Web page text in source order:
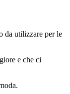
da utilizzare per le
e che ci